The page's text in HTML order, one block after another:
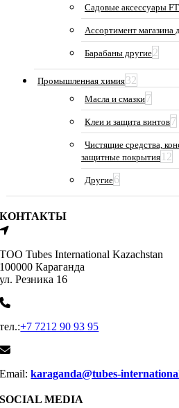
Садовые аксессуары FT
Ассортимент магазина
Барабаны другие2
Промышленная химия32
Масла и смазки7
Клеи и защита винтов7
Чистящие средства,
защитные покрытия 12
Другие6
КОНТАКТЫ
ТОО Tubes International Kazachstan
100000 Караганда
ул. Резника 16
тел.:+7 7212 90 93 95
Email:karaganda@tubes-
SOCIAL MEDIA